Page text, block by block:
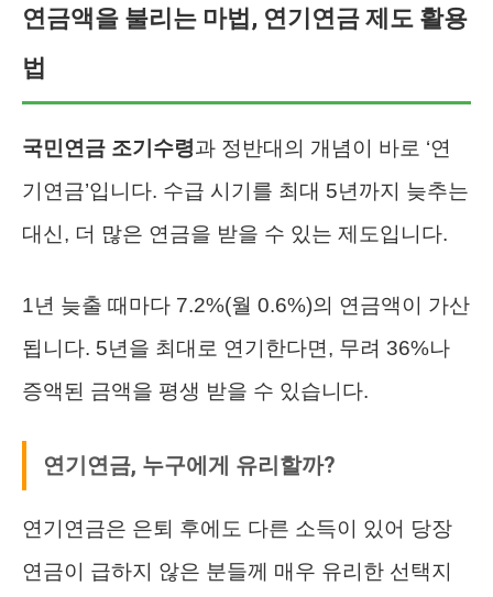
연금액을 불리는 마법, 연기연금 제도 활용
법
국민연금 조기수령과 정반대의 개념이 바로 ‘연
기연금’입니다. 수급 시기를 최대 5년까지 늦추는
대신, 더 많은 연금을 받을 수 있는 제도입니다.
1년 늦출 때마다 7.2%(월 0.6%)의 연금액이 가산
됩니다. 5년을 최대로 연기한다면, 무려 36%나
증액된 금액을 평생 받을 수 있습니다.
연기연금, 누구에게 유리할까?
연기연금은 은퇴 후에도 다른 소득이 있어 당장
연금이 급하지 않은 분들께 매우 유리한 선택지